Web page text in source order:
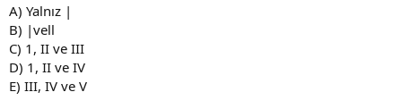
A) Yalnız |
B) |vell
C) 1, II ve III
D) 1, II ve IV
E) III, IV ve V